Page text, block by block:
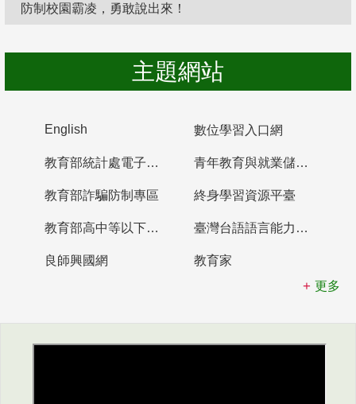
防制校園霸凌，勇敢說出來！
主題網站
English 數位學習入口網
教育部統計處電子書櫃 青年教育與就業儲蓄帳戶
教育部詐騙防制專區 終身學習資源平臺
教育部高中等以下學校及幼兒園教師資格檢定考試 臺灣台語語言能力認證網站
良師興國網
教育家
更多